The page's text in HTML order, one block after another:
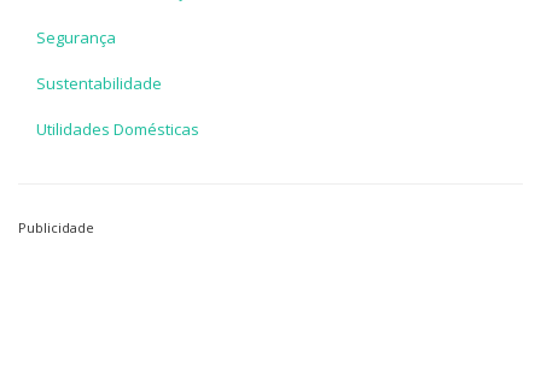
Segurança
Sustentabilidade
Utilidades Domésticas
Publicidade